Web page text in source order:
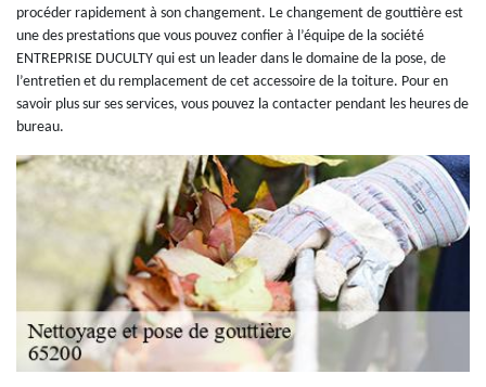
procéder rapidement à son changement. Le changement de gouttière est
une des prestations que vous pouvez confier à l’équipe de la société
ENTREPRISE DUCULTY qui est un leader dans le domaine de la pose, de
l’entretien et du remplacement de cet accessoire de la toiture. Pour en
savoir plus sur ses services, vous pouvez la contacter pendant les heures de
bureau.